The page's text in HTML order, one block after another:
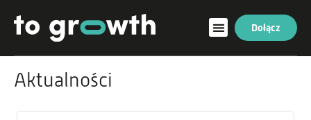
Dołącz
Aktualności